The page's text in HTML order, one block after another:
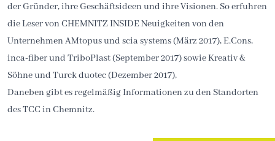
der Gründer, ihre Geschäftsideen und ihre Visionen. So erfuhren
die Leser von CHEMNITZ INSIDE Neuigkeiten von den
Unternehmen AMtopus und scia systems (März 2017), E.Cons,
inca-fiber und TriboPlast (September 2017) sowie Kreativ &
Söhne und Turck duotec (Dezember 2017),
Daneben gibt es regelmäßig Informationen zu den Standorten
des TCC in Chemnitz.